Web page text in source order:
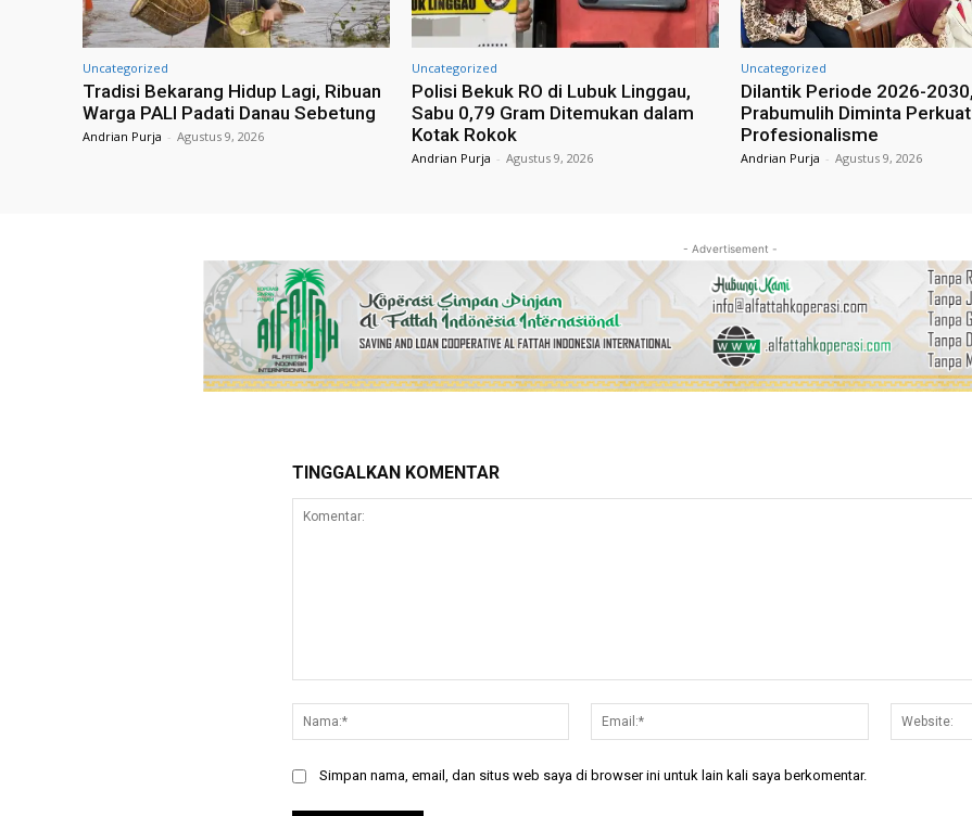
Uncategorized
Tradisi Bekarang Hidup Lagi, Ribuan
Warga PALI Padati Danau Sebetung
Andrian Purja - Agustus 9, 2026
Uncategorized
Polisi Bekuk RO di Lubuk Linggau,
Sabu 0,79 Gram Ditemukan dalam
Kotak Rokok
Andrian Purja - Agustus 9, 2026
Uncategorized
Dilantik Periode 2026-
Prabumulih Diminta Perkuat
Profesionalisme
Andrian Purja - Agustus 9, 2026
- Advertisement -
TINGGALKAN KOMENTAR
Nama:*
Email:*
Simpan nama, email, dan situs web saya di browser ini untuk lain kali saya berkomentar.